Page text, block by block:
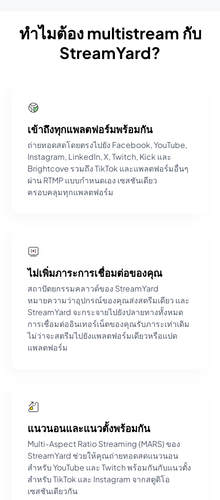
ทำไมต้อง multistream กับ
StreamYard?
เข้าถึงทุกแพลตฟอร์มพร้อมกัน
ถ่ายทอดสดโดยตรงไปยัง Facebook, YouTube,
Instagram, LinkedIn, X, Twitch, Kick และ
Brightcove รวมถึง TikTok และแพลตฟอร์มอื่นๆ
ผ่าน RTMP แบบกำหนดเอง เซสชันเดียว
ครอบคลุมทุกแพลตฟอร์ม
ไม่เพิ่มภาระการเชื่อมต่อของคุณ
สถาปัตยกรรมคลาวด์ของ StreamYard
หมายความว่าอุปกรณ์ของคุณส่งสตรีมเดียว และ
StreamYard จะกระจายไปยังปลายทางทั้งหมด
การเชื่อมต่ออินเทอร์เน็ตของคุณรับภาระเท่าเดิม
ไม่ว่าจะสตรีมไปยังแพลตฟอร์มเดียวหรือแปด
แพลตฟอร์ม
แนวนอนและแนวตั้งพร้อมกัน
Multi-Aspect Ratio Streaming (MARS) ของ
StreamYard ช่วยให้คุณถ่ายทอดสดแนวนอน
สำหรับ YouTube และ Twitch พร้อมกันกับแนวตั้ง
สำหรับ TikTok และ Instagram จากสตูดิโอ
เซสชันเดียวกัน